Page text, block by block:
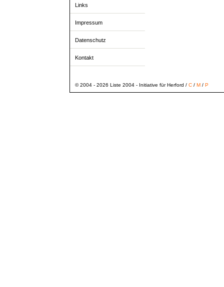
Links
Impressum
Datenschutz
Kontakt
© 2004 - 2026 Liste 2004 - Initiative für Herford / C/ M/ P